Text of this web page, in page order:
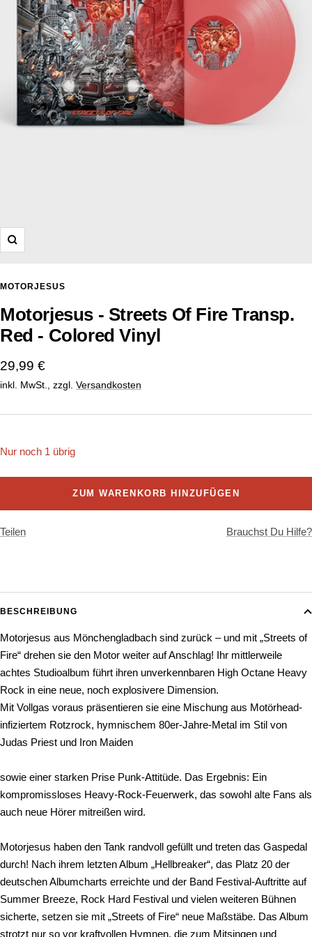
Zoom
MOTORJESUS
Motorjesus - Streets Of Fire Transp.
Red - Colored Vinyl
Angebotspreis
29,99 €
inkl. MwSt., zzgl. Versandkosten
Nur noch 1 übrig
ZUM WARENKORB HINZUFÜGEN
Teilen Brauchst Du Hilfe?
BESCHREIBUNG
Motorjesus aus Mönchengladbach sind zurück – und mit „Streets of
Fire“ drehen sie den Motor weiter auf Anschlag! Ihr mittlerweile
achtes Studioalbum führt ihren unverkennbaren High Octane Heavy
Rock in eine neue, noch explosivere Dimension.
Mit Vollgas voraus präsentieren sie eine Mischung aus Motörhead-
infiziertem Rotzrock, hymnischem 80er-Jahre-Metal im Stil von
Judas Priest und Iron Maiden
sowie einer starken Prise Punk-Attitüde. Das Ergebnis: Ein
kompromissloses Heavy-Rock-Feuerwerk, das sowohl alte Fans als
auch neue Hörer mitreißen wird.
Motorjesus haben den Tank randvoll gefüllt und treten das Gaspedal
durch! Nach ihrem letzten Album „Hellbreaker“, das Platz 20 der
deutschen Albumcharts erreichte und der Band Festival-Auftritte auf
Summer Breeze, Rock Hard Festival und vielen weiteren Bühnen
sicherte, setzen sie mit „Streets of Fire“ neue Maßstäbe. Das Album
strotzt nur so vor kraftvollen Hymnen, die zum Mitsingen und